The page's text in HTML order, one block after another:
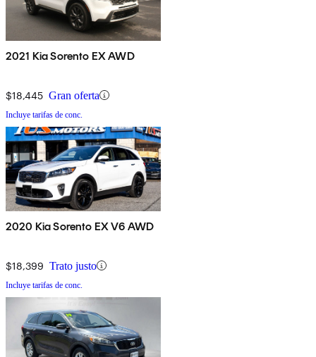
2021 Kia Sorento EX AWD
$18,445 Gran oferta
Incluye tarifas de conc.
2020 Kia Sorento EX V6 AWD
$18,399 Trato justo
Incluye tarifas de conc.